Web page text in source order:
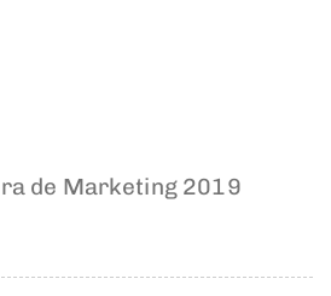
de Marketing 2019